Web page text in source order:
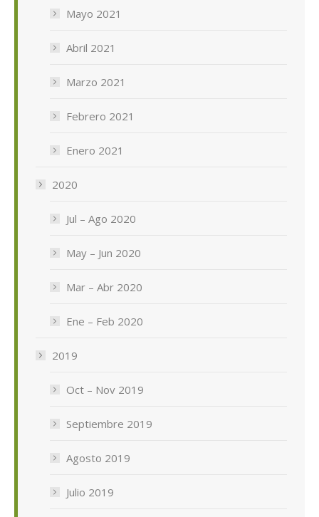
Mayo 2021
Abril 2021
Marzo 2021
Febrero 2021
Enero 2021
2020
Jul – Ago 2020
May – Jun 2020
Mar – Abr 2020
Ene – Feb 2020
2019
Oct – Nov 2019
Septiembre 2019
Agosto 2019
Julio 2019